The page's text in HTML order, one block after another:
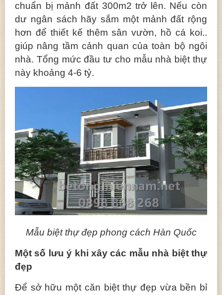
chuẩn bị mảnh đất 300m2 trở lên. Nếu còn
dư ngân sách hãy sắm một mảnh đất rộng
hơn để thiết kế thêm sân vườn, hồ cá koi..
giúp nâng tầm cảnh quan của toàn bộ ngôi
nhà. Tổng mức đầu tư cho mẫu nhà biệt thự
này khoảng 4-6 tỷ.
Mẫu biệt thự đẹp phong cách Hàn Quốc
Một số lưu ý khi xây các mẫu nhà biệt thự
đẹp
Để sở hữu một căn biệt thự đẹp vừa bền bỉ